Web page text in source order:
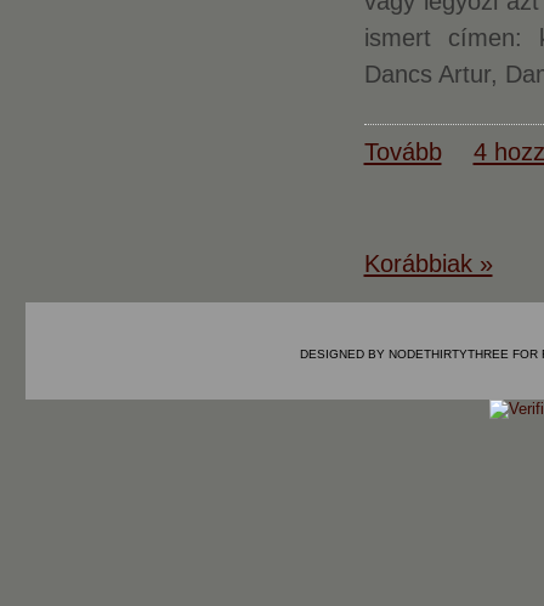
ismert címen:
Dancs Artur,
Tovább 4
Korábbiak »
DESIGNED BY NODETHIRTYTHREE FOR